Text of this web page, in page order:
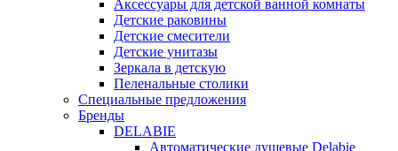
Аксессуары для детской ванной комнаты
Детские раковины
Детские смесители
Детские унитазы
Зеркала в детскую
Пеленальные столики
Специальные предложения
Бренды
DELABIE
Автоматические душевые Delabie